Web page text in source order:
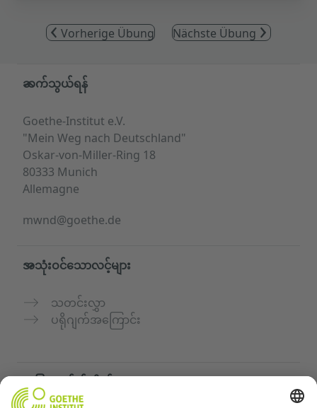
Vorherige Übung Nächste Übung
Service- und Informationsbereich
ဆက်သွယ်ရန်
Goethe-Institut e.V.
"Mein Weg nach Deutschland"
Oskar-von-Miller-Ring 18
80333 Munich
Allemagne
mwnd@goethe.de
အသုံးဝင်သောလင့်များ
သတင်းလွှာ
ပရိုဂျက်အကြောင်း